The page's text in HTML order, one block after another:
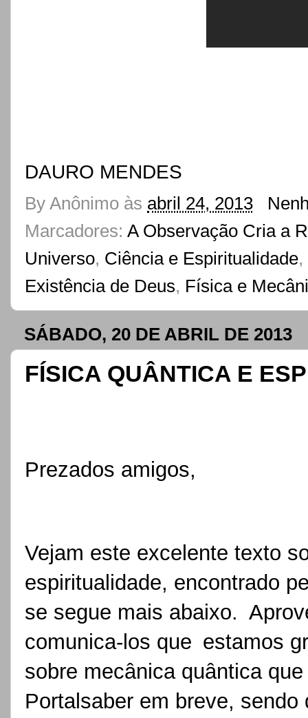
DAURO MENDES
By Anônimo às abril 24, 2013
Marcadores: A Observação Cria a
Universo, Ciência e Espiritualidade,
Existência de Deus, Física e
SÁBADO, 20 DE ABRIL DE 2013
FÍSICA QUÂNTICA E
Prezados amigos,
Vejam este excelente texto
espiritualidade, encontrado
se segue mais abaixo.
comunica-los que estamos
sobre mecânica quântica
Portalsaber em breve,